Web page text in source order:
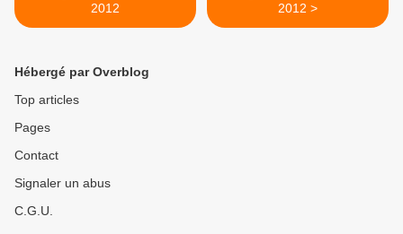
2012
2012 >
Hébergé par Overblog
Top articles
Pages
Contact
Signaler un abus
C.G.U.